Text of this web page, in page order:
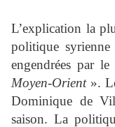
L’explication la
politique
engendrées par
Moyen-Orient».
Dominique de
saison. La